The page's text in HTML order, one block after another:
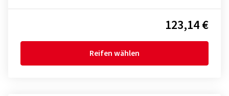
123,14 €
Reifen wählen